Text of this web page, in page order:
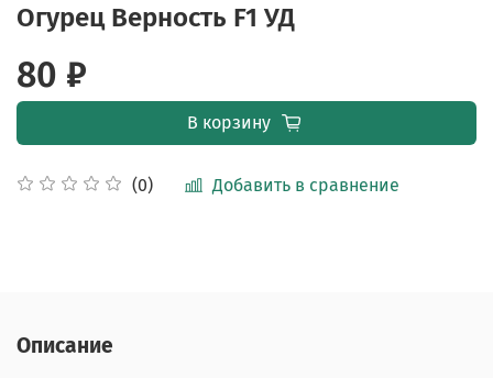
Огурец Верность F1 УД
(0) Добавить в сравнение
80 ₽
В корзину
Описание